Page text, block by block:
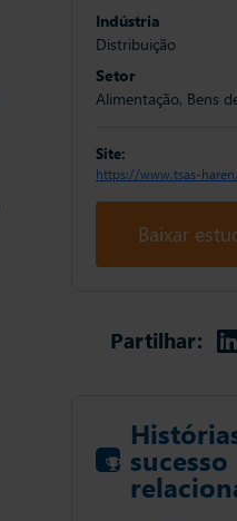
Indústria
Distribuição
Setor
Alimentação, Bens
Site:
https://www.tsas-
Baixar
Partilhar:
sucesso